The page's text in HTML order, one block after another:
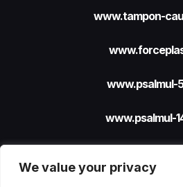
We value your privacy
www.tampon-
www.psalmul-
www.psalmul-
Site realizat cu sprijinul